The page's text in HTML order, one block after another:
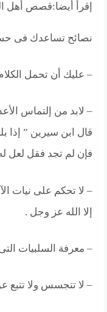
إقرأ أيضا:قصص أهل
نصائح تساعدك فى
– عليك أن تحمل
– لابد من إلتماس
قال ابن سيرين ” إذا
فإن لم تجد فقل لعل
– لا تحكم على نيات
إلا الله عز وجل .
– معرفة السلبيات
– لا تتجسس ولا تتبع